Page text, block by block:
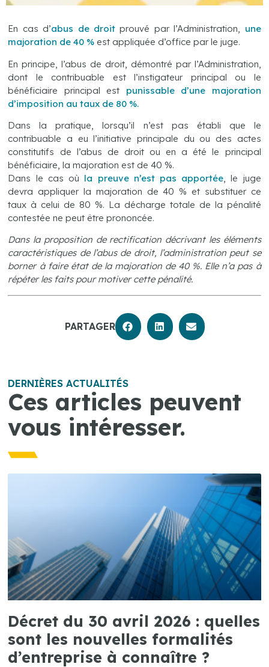
En cas d’abus de droit prouvé par l’Administration, une
majoration de 40 % est appliquée d’office par le juge.
En principe, l’abus de droit, démontré par l’Administration,
dont le contribuable est l’instigateur principal ou le
bénéficiaire principal est punissable d’une majoration
d’imposition au taux de 80 %.
Dans la pratique, lorsqu’il n’est pas établi que le
contribuable a eu l’initiative principale du ou des actes
constitutifs de l’abus de droit ou en a été le principal
bénéficiaire, la majoration est de 40 %.
Dans le cas où la preuve n’est pas apportée, le juge
devra appliquer la majoration de 40 % et substituer ce
taux à celui de 80 %. La décharge totale de la pénalité
contestée ne peut être prononcée.
Dans la proposition de rectification décrivant les éléments
caractéristiques de l’abus de droit, l’administration peut se
borner à faire état de la majoration de 40 %. Elle n’a pas à
répéter les faits pour motiver cette pénalité.
PARTAGER
DERNIÈRES ACTUALITÉS
Ces articles peuvent
vous intéresser.
Décret du 30 avril 2026 : quelles
sont les nouvelles formalités
d’entreprise à connaître ?